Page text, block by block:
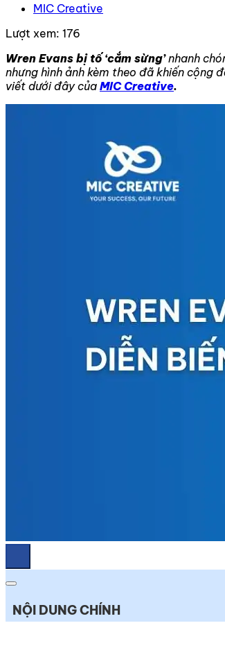
MIC Creative
Lượt xem: 176
Wren Evans bị tố ‘cắm sừng’nhanh
nhưng hình ảnh kèm theo đã khiến cộng
viết dưới đây của MIC Creative.
NỘI DUNG CHÍNH